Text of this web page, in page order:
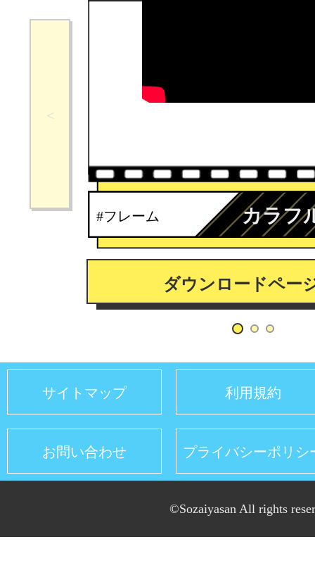
#フレーム カラフ
ダウンロードペー
サイトマップ 利用規約
お問い合わせ プライバシーポリシ
©Sozaiyasan All rights